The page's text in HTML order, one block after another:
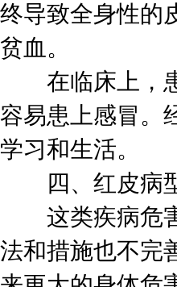
终导致全身性的
贫血。
在临床上，患
容易患上感冒。
学习和生活。
四、红皮病型
这类疾病危害
法和措施也不完